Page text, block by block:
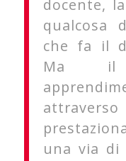
docente,
qualcosa
che fa il
Ma il
una via di